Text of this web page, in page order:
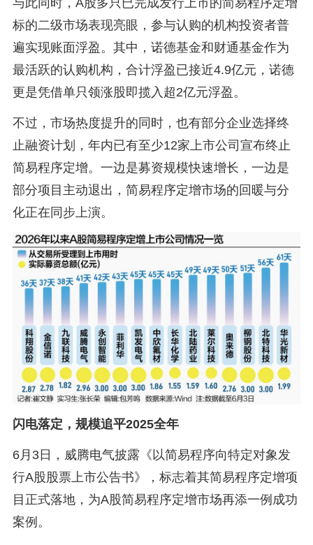
与此同时，A股多只已完成发行上市的简易程序定增
标的二级市场表现亮眼，参与认购的机构投资者普
遍实现账面浮盈。其中，诺德基金和财通基金作为
最活跃的认购机构，合计浮盈已接近4.9亿元，诺德
更是凭借单只领涨股即揽入超2亿元浮盈。
不过，市场热度提升的同时，也有部分企业选择终
止融资计划，年内已有至少12家上市公司宣布终止
简易程序定增。一边是募资规模快速增长，一边是
部分项目主动退出，简易程序定增市场的回暖与分
化正在同步上演。
闪电落定，规模追平2025全年
6月3日，威腾电气披露《以简易程序向特定对象发
行A股股票上市公告书》，标志着其简易程序定增项
目正式落地，为A股简易程序定增市场再添一例成功
案例。